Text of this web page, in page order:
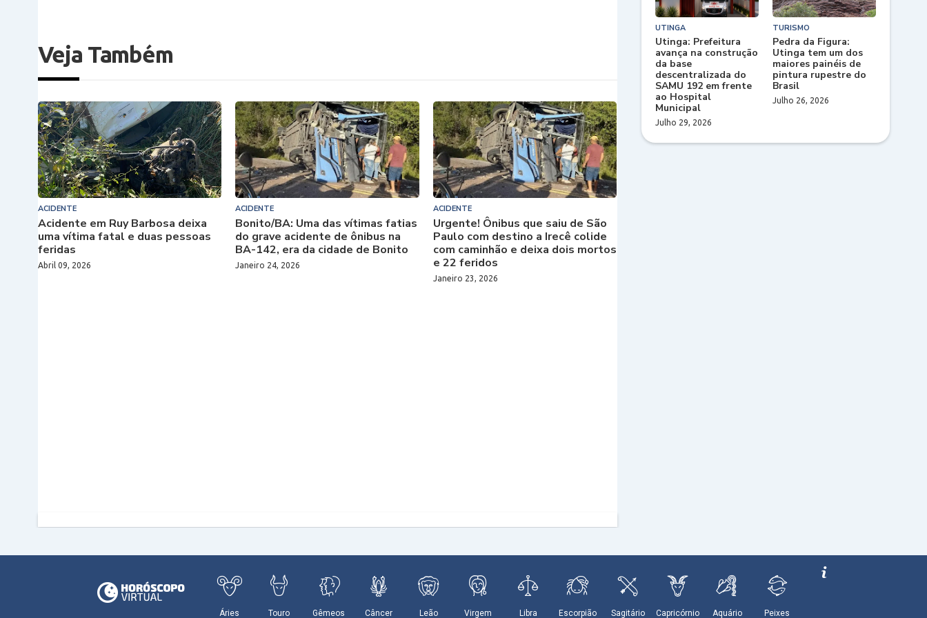
Veja Também
ACIDENTE
Acidente em Ruy Barbosa deixa
uma vítima fatal e duas pessoas
feridas
Abril 09, 2026
ACIDENTE
Bonito/BA: Uma das vítimas fatias
do grave acidente de ônibus na
BA-142, era da cidade de Bonito
Janeiro 24, 2026
ACIDENTE
Urgente! Ônibus que saiu de São
Paulo com destino a Irecê colide
com caminhão e deixa dois mortos
e 22 feridos
Janeiro 23, 2026
UTINGA
Utinga: Prefeitura
avança na construção
da base
descentralizada do
SAMU 192 em frente
ao Hospital
Municipal
Julho 29, 2026
TURISMO
Pedra da Figura:
Utinga tem um dos
maiores painéis de
pintura rupestre do
Brasil
Julho 26, 2026